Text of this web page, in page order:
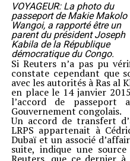
VOYAGEUR: La photo du
passeport de Makie Makolo
Wangoi, a rapporté être un
parent du président Joseph
Kabila de la République
démocratique du Congo.
Si Reuters n’a pas pu
constate cependant que
avec les autorités à Ras al
en place le 14 janvier
l’accord de passeport
Gouvernement congolais.
Un accord de transfert
LRPS appartenait à
Dubaï et un associé
suite, indique une